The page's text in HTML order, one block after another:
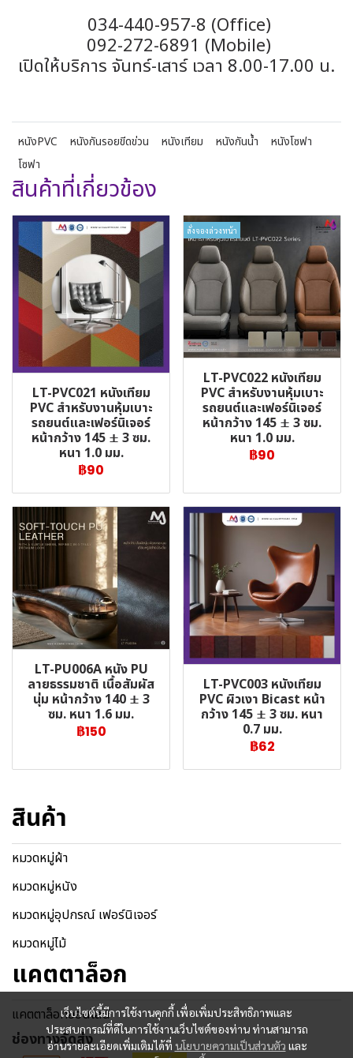
034-440-957-8 (Office)
092-272-6891 (Mobile)
เปิดให้บริการ จันทร์-เสาร์ เวลา 8.00-17.00 น.
หนังPVC หนังกันรอยขีดข่วน หนังเทียม หนังกันน้ำ
หนังโซฟา
โซฟา
สินค้าที่เกี่ยวข้อง
LT-PVC021 หนังเทียม
PVC สำหรับงานหุ้มเบาะ
รถยนต์และเฟอร์นิเจอร์
หน้ากว้าง 145 ± 3 ซม.
หนา 1.0 มม.
฿90
สั่งจองล่วงหน้า
LT-PVC022 หนังเทียม
PVC สำหรับงานหุ้มเบาะ
รถยนต์และเฟอร์นิเจอร์
หน้ากว้าง 145 ± 3 ซม.
หนา 1.0 มม.
฿90
LT-PU006A หนัง PU
ลายธรรมชาติ เนื้อสัมผัส
นุ่ม หน้ากว้าง 140 ± 3
ซม. หนา 1.6 มม.
฿150
LT-PVC003 หนังเทียม
PVC ผิวเงา Bicast หน้า
กว้าง 145 ± 3 ซม. หนา
0.7 มม.
฿62
เว็บไซต์นี้มีการใช้งานคุกกี้ เพื่อเพิ่มประสิทธิภาพและ
ประสบการณ์ที่ดีในการใช้งานเว็บไซต์ของท่าน ท่านสามารถ
อ่านรายละเอียดเพิ่มเติมได้ที่ นโยบายความเป็นส่วนตัว และ
สินค้า
หมวดหมู่ผ้า
หมวดหมู่หนัง
หมวดหมู่อุปกรณ์ เฟอร์นิเจอร์
หมวดหมู่ไม้
แคตตาล็อก
แคตตาล็อกออนไลน์
ช่องทางจัดส่ง